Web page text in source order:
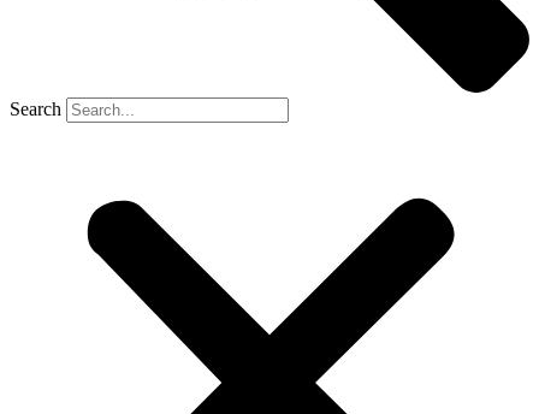
Search